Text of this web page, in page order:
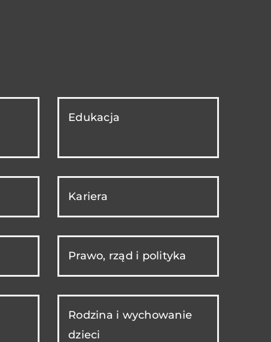
Edukacja
Kariera
Prawo, rząd i polityka
Rodzina i wychowanie
dzieci